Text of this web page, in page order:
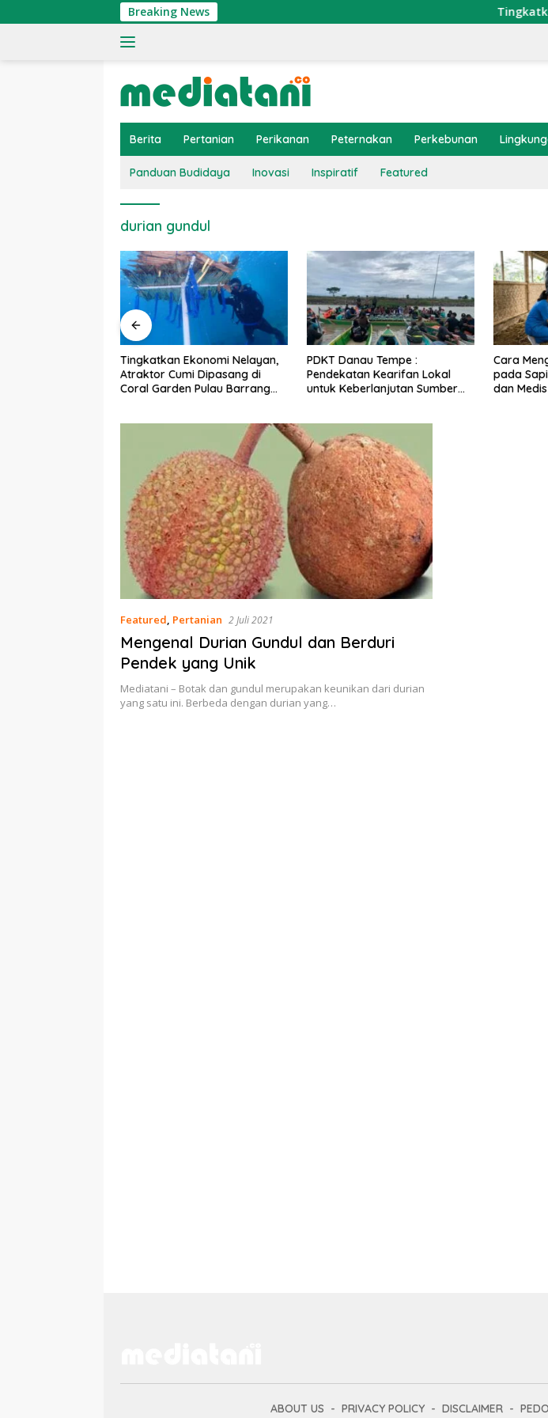
ke
Breaking News Tingkatkan
Berita Pertanian Perikanan Peternakan Perkebunan
Panduan Budidaya Inovasi Inspiratif Featured
durian gundul
Ekonomi Nelayan,
Cumi Dipasang di
Garden Pulau Barrang
PDKT Danau Tempe :
Pendekatan Kearifan Lokal
untuk Keberlanjutan Sumber
Cara Mengatasi Penyakit PMK
pada Sapi Perah Secara Alami
dan Medis
Featured, Pertanian 2 Juli 2021
Mengenal Durian Gundul dan Berduri
Pendek yang Unik
Mediatani – Botak dan gundul merupakan keunikan dari durian
yang satu ini. Berbeda dengan durian yang…
ABOUT US PRIVACY POLICY DISCLAIMER